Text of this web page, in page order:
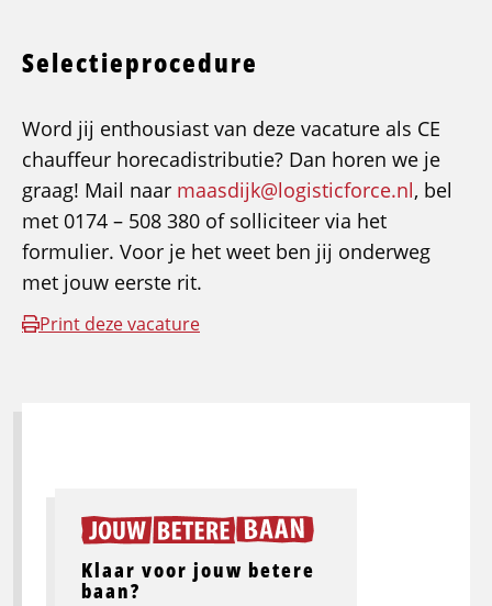
Selectieprocedure
Word jij enthousiast van deze vacature als CE
chauffeur horecadistributie? Dan horen we je
graag! Mail naar maasdijk@logisticforce.nl, bel
met 0174 – 508 380 of solliciteer via het
formulier. Voor je het weet ben jij onderweg
met jouw eerste rit.
Print deze vacature
Klaar voor jouw betere
baan?